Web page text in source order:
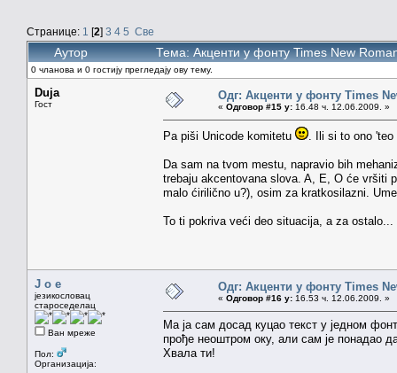
Странице: 1 [2] 3 4 5 Све
Аутор Тема: Акценти у фонту Times New
0 чланова и 0 гостију прегледају ову тему.
Duja
Гост
Одг: Акценти у фонту Times
« Одговор #15 у: 16.48 ч. 12.06.2009. »
Pa piši Unicode komitetu . Ili si to ono
Da sam na tvom mestu, napravio bih
trebaju akcentovana slova. A, E, O će vršiti
malo ćirilično u?), osim za kratkosilazni.
To ti pokriva veći deo situacija, a za
J o e
језикословац
староседелац
Ван мреже
Пол:
Организација:
Одг: Акценти у фонту Times
« Одговор #16 у: 16.53 ч. 12.06.2009. »
Ма ја сам досад куцао текст у једном
прође неоштром оку, али сам је понадао
Хвала ти!